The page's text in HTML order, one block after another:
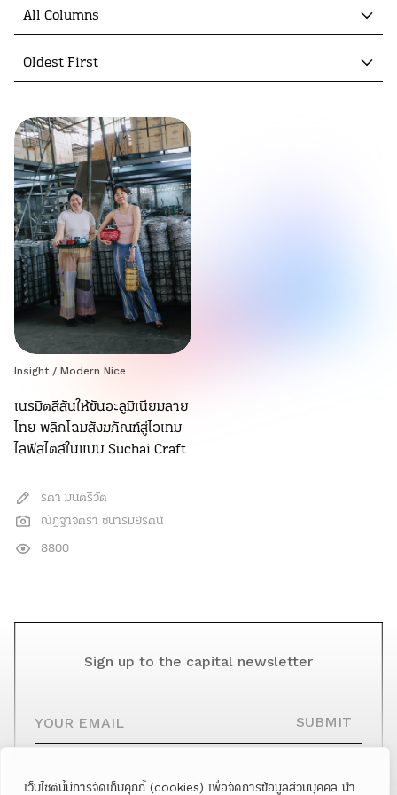
เว็บไซต์นี้มีการจัดเก็บคุกกี้ (cookies) เพื่อจัดการข้อมูลส่วนบุคคล นำ
All Columns
Oldest First
Insight / Modern Nice
เนรมิตสีสันให้ขันอะลูมิเนียมลาย
ไทย พลิกโฉมสังฆภัณฑ์สู่ไอเทม
ไลฟ์สไตล์ในแบบ Suchai Craft
รตา มนตรีวัต
ณัฎฐาจิตรา ชินารมย์รัตน์
8800
Sign up to the capital newsletter
SUBMIT